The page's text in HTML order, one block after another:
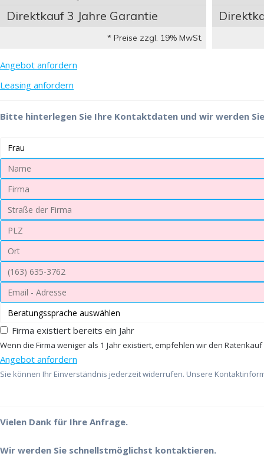
Direktkauf 3 Jahre Garantie
* Preise zzgl. 19% MwSt.
Angebot anfordern
Leasing anfordern
Bitte hinterlegen Sie Ihre Kontaktdaten und wir werden
Firma existiert bereits ein Jahr
Wenn die Firma weniger als 1 Jahr existiert, empfehlen wir den Ratenkauf
Angebot anfordern
Sie können Ihr Einverständnis jederzeit widerrufen. Unsere
Vielen Dank für Ihre Anfrage.
Wir werden Sie schnellstmöglichst kontaktieren.